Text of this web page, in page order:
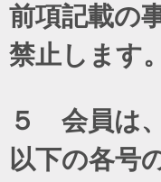
前項記載の
禁止します。
５ 会員は
以下の各号